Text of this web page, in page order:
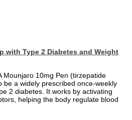
with Type 2 Diabetes and Weight
Mounjaro 10mg Pen (tirzepatide
be a widely prescribed once-weekly
2 diabetes. It works by activating
helping the body regulate blood